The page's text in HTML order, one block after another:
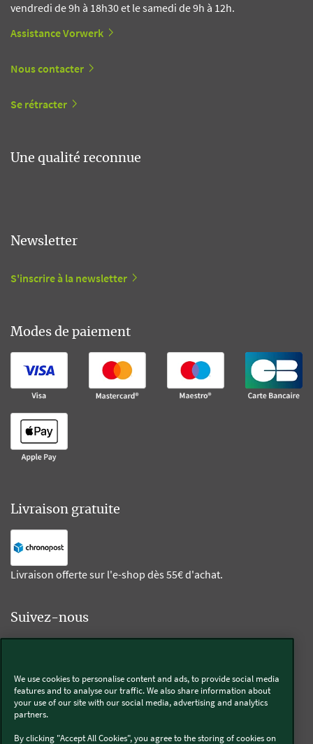
vendredi de 9h à 18h30 et le samedi de 9h à 12h.
Assistance Vorwerk
Nous contacter
Se rétracter
Une qualité reconnue
Newsletter
S'inscrire à la newsletter
Modes de paiement
Livraison gratuite
Livraison offerte sur l'e-shop dès 55€ d'achat.
Suivez-nous
Thermomix®
We use cookies to personalise content and ads, to provide social media
features and to analyse our traffic. We also share information about
your use of our site with our social media, advertising and analytics
partners.
By clicking "Accept All Cookies", you agree to the storing of cookies on